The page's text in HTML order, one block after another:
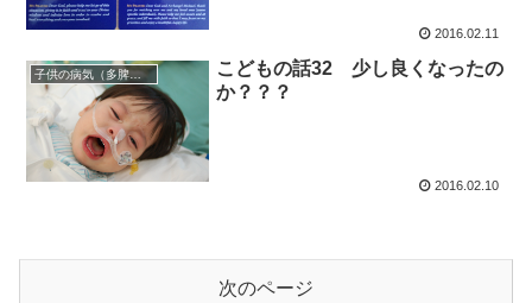
2016.02.11
子供の病気（多脾症候群）
こどもの話32 少し良くなったの
か？？？
2016.02.10
次のページ